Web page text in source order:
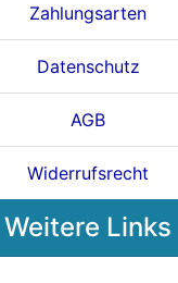
Zahlungsarten
Datenschutz
AGB
Widerrufsrecht
Weitere Links